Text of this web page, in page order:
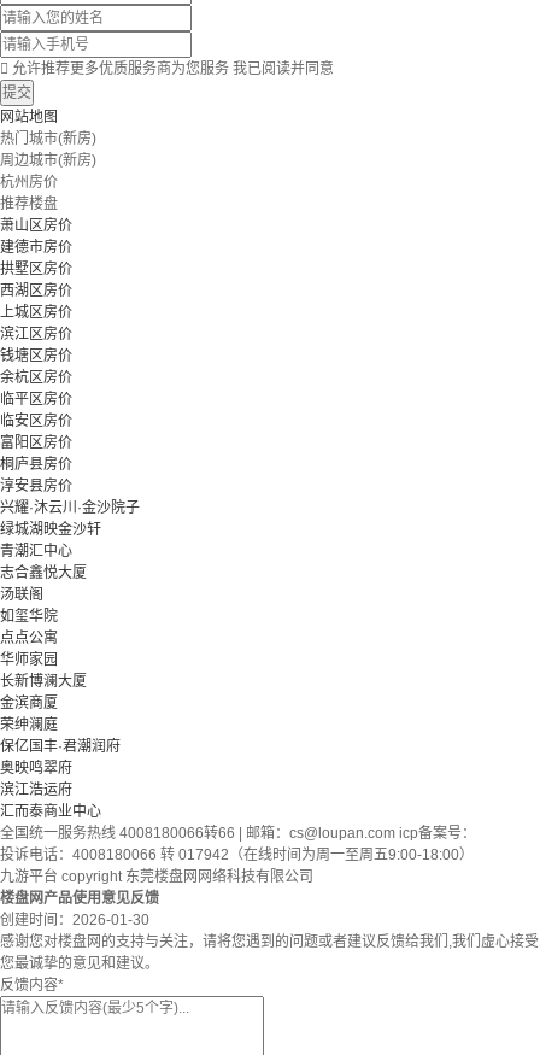
 允许推荐更多优质服务商为您服务 我已阅读并同意
提交
网站地图
热门城市(新房)
周边城市(新房)
杭州房价
推荐楼盘
萧山区房价
建德市房价
拱墅区房价
西湖区房价
上城区房价
滨江区房价
钱塘区房价
余杭区房价
临平区房价
临安区房价
富阳区房价
桐庐县房价
淳安县房价
兴耀·沐云川·金沙院子
绿城湖映金沙轩
青潮汇中心
志合鑫悦大厦
汤联阁
如玺华院
点点公寓
华师家园
长新博澜大厦
金滨商厦
荣绅澜庭
保亿国丰·君潮润府
奥映鸣翠府
滨江浩运府
汇而泰商业中心
全国统一服务热线 4008180066转66 | 邮箱： cs@loupan.com icp备案号：
投诉电话：4008180066 转 017942（在线时间为周一至周五9:00-18:00）
九游平台 copyright 东莞楼盘网网络科技有限公司
楼盘网产品使用意见反馈
创建时间： 2026-01-30
感谢您对楼盘网的支持与关注，请将您遇到的问题或者建议反馈给我们,我们虚心接受
您最诚挚的意见和建议。
反馈内容*